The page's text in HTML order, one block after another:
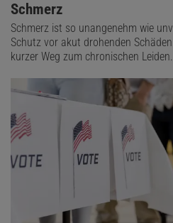
Schmerz
Schmerz ist so unangenehm wie
Schutz vor akut drohenden
kurzer Weg zum chronischen Leiden.